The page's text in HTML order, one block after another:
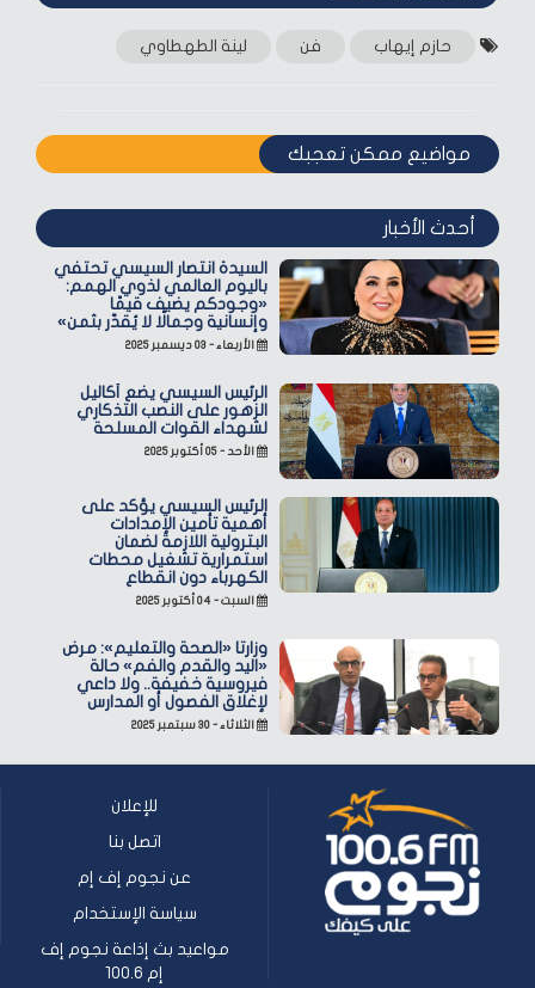
حازم إيهاب فن لينة الطهطاوي
مواضيع ممكن تعجبك
أحدث الأخبار
السيدة انتصار السيسي تحتفي
باليوم العالمي لذوي الهمم:
«وجودكم يضيف قيمًا
وإنسانية وجمالًا لا يُقدّر بثمن»
الأربعاء - ٠٣ ديسمبر ٢٠٢٥
الرئيس السيسي يضع أكاليل
الزهور على النصب التذكاري
لشهداء القوات المسلحة
الأحد - ٠٥ أكتوبر ٢٠٢٥
الرئيس السيسي يؤكد على
أهمية تأمين الإمدادات
البترولية اللازمة لضمان
استمرارية تشغيل محطات
الكهرباء دون انقطاع
السبت - ٠٤ أكتوبر ٢٠٢٥
وزارتا «الصحة والتعليم»: مرض
«اليد والقدم والفم» حالة
فيروسية خفيفة.. ولا داعي
لإغلاق الفصول أو المدارس
الثلاثاء - ٣٠ سبتمبر ٢٠٢٥
للإعلان
اتصل بنا
عن نجوم إف إم
سياسة الإستخدام
مواعيد بث إذاعة نجوم إف
إم 100.6